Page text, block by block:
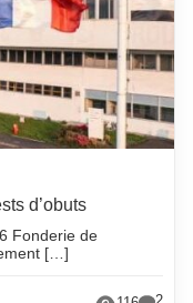
d’obuts
Fonderie de
[…]